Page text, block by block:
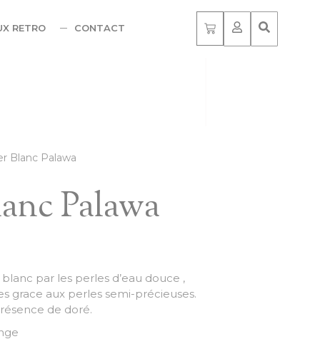
RETRO CONTACT
Blanc Palawa
Palawa
par les perles d’eau douce ,
grace aux perles semi-précieuses.
de doré.